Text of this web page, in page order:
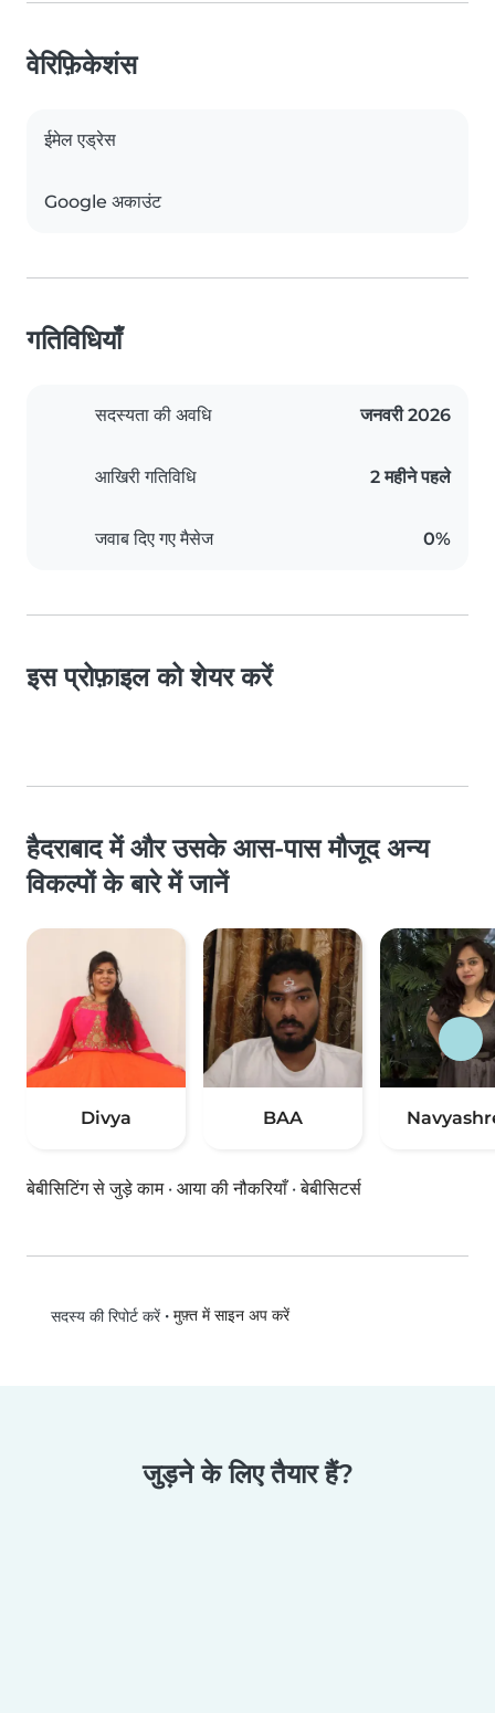
वेरिफ़िकेशंस
ईमेल एड्रेस
Google अकाउंट
गतिविधियाँ
सदस्यता की अवधि जनवरी 2026
आखिरी गतिविधि 2 महीने पहले
जवाब दिए गए मैसेज 0%
इस प्रोफ़ाइल को शेयर करें
हैदराबाद में और उसके आस-पास मौजूद अन्य
विकल्पों के बारे में जानें
Divya BAA
बेबीसिटिंग से जुड़े काम · आया की नौकरियाँ ·बेबीसिटर्स
सदस्य की रिपोर्ट करें• मुफ़्त में साइन अप करें
जुड़ने के लिए तैयार हैं?